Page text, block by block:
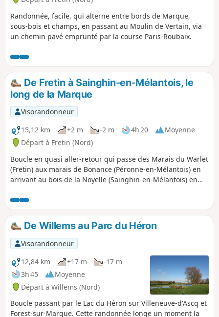
Randonnée, facile, qui alterne entre bords de Marque,
sous-bois et champs, en passant au Moulin de Vertain, via
un chemin pavé emprunté par la course Paris-Roubaix.
De Fretin à Sainghin-en-Mélantois, le
long de la Marque
Visorandonneur
15,12 km
+2 m -2 m 4h 20
Moyenne
Départ à Fretin (Nord)
Boucle en quasi aller-retour qui passe des Marais du Warlet
(Fretin) aux marais de Bonance (Péronne-en-Mélantois) en
arrivant au bois de la Noyelle (Sainghin-en-Mélantois) en
routes très peu fréquentées, en sous-bois, le long de
marais. À la bonne saison, on peut y observer la faune et la
flore ainsi qu'une sculpture impressionnante en saules
(Festival Eldorado Lille 3000). Traversée de deux routes
passantes.
De Willems au Parc du Héron
Visorandonneur
12,84 km
+17 m
-17 m
3h 45
Moyenne
Départ à Willems (Nord)
Boucle passant par le Lac du Héron sur Villeneuve-d'Ascq et
Forest-sur-Marque. Cette randonnée longe un moment la